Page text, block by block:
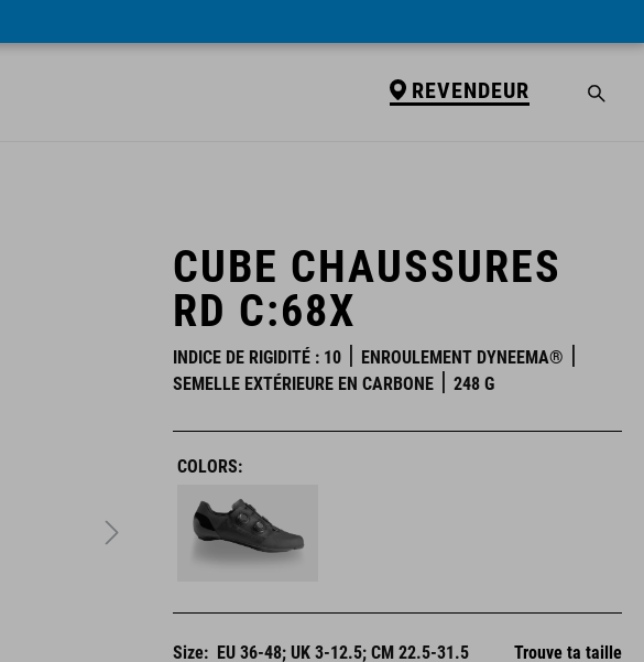
REVENDEUR
CUBE CHAUSSURES
RD C:68X
INDICE DE RIGIDITÉ : 10
ENROULEMENT DYNEEMA®
SEMELLE EXTÉRIEURE EN CARBONE
248 G
COLORS:
Size: EU 36-48; UK 3-12.5; CM 22.5-31.5 Trouve ta taille